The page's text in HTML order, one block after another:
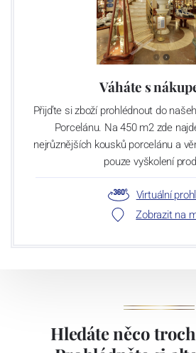
Váháte s
Přijďte si zboží prohlédnout do
Porcelánu. Na 450 m2 zde
nejrůznějších kousků porcelánu a
pouze vyškolení
Virtuální
Zobrazit na
Hledáte něco